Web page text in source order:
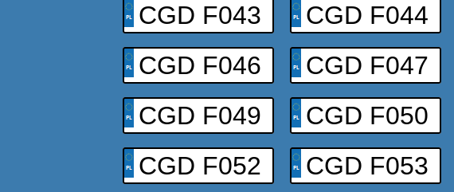
CGD F043
CGD F044
CGD F046
CGD F047
CGD F049
CGD F050
CGD F052
CGD F053